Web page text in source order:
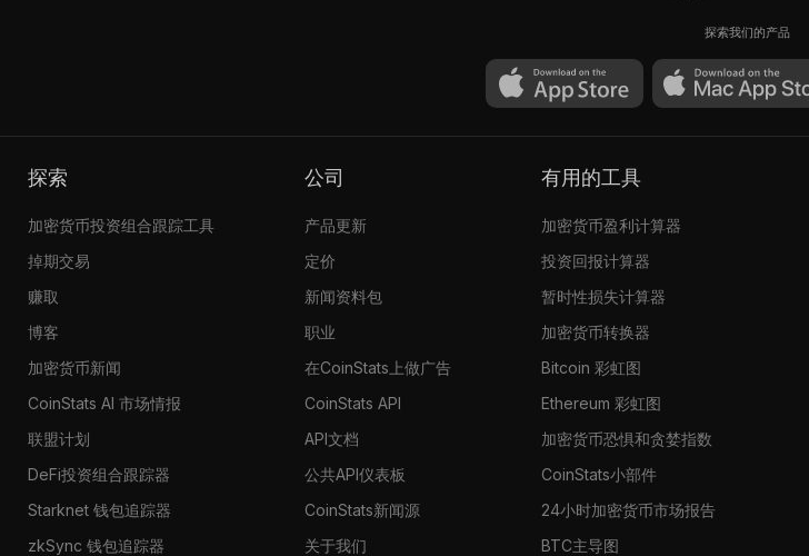
探索我们的产品
探索
加密货币投资组合跟踪工具
掉期交易
赚取
博客
加密货币新闻
CoinStats AI 市场情报
联盟计划
DeFi投资组合跟踪器
Starknet 钱包追踪器
zkSync 钱包追踪器
公司
产品更新
定价
新闻资料包
职业
在CoinStats上做广告
CoinStats API
API文档
公共API仪表板
CoinStats新闻源
关于我们
有用的工具
加密货币盈利计算器
投资回报计算器
暂时性损失计算器
加密货币转换器
Bitcoin 彩虹图
Ethereum 彩虹图
加密货币恐惧和贪婪指数
CoinStats小部件
24小时加密货币市场报告
BTC主导图